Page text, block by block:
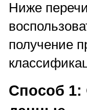
Ниже
получение
Способ 1: